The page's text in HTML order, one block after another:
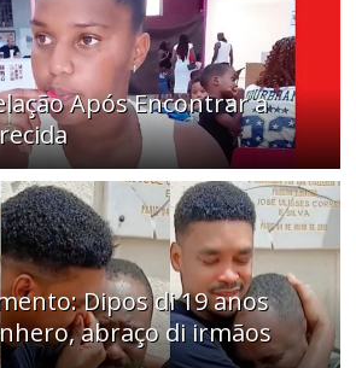
Após Encontrar a
Dipos di 19 anos
abraço di irmãos